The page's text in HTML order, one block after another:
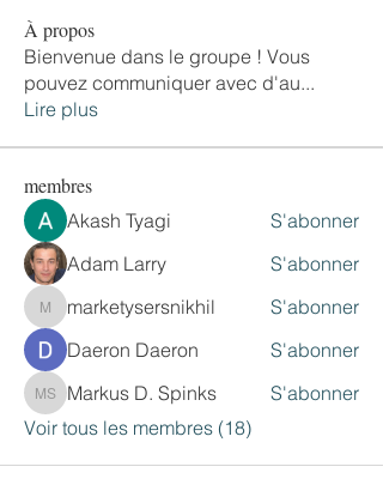
À propos
Bienvenue dans le groupe ! Vous
pouvez communiquer avec d'au...
Lire plus
membres
Akash Tyagi
S'abonner
Adam Larry
S'abonner
marketysersnikhil
marketysersnikhil
S'abonner
Daeron Daeron
S'abonner
Markus D. Spinks
Markus D. Spinks
S'abonner
Voir tous les membres (18)